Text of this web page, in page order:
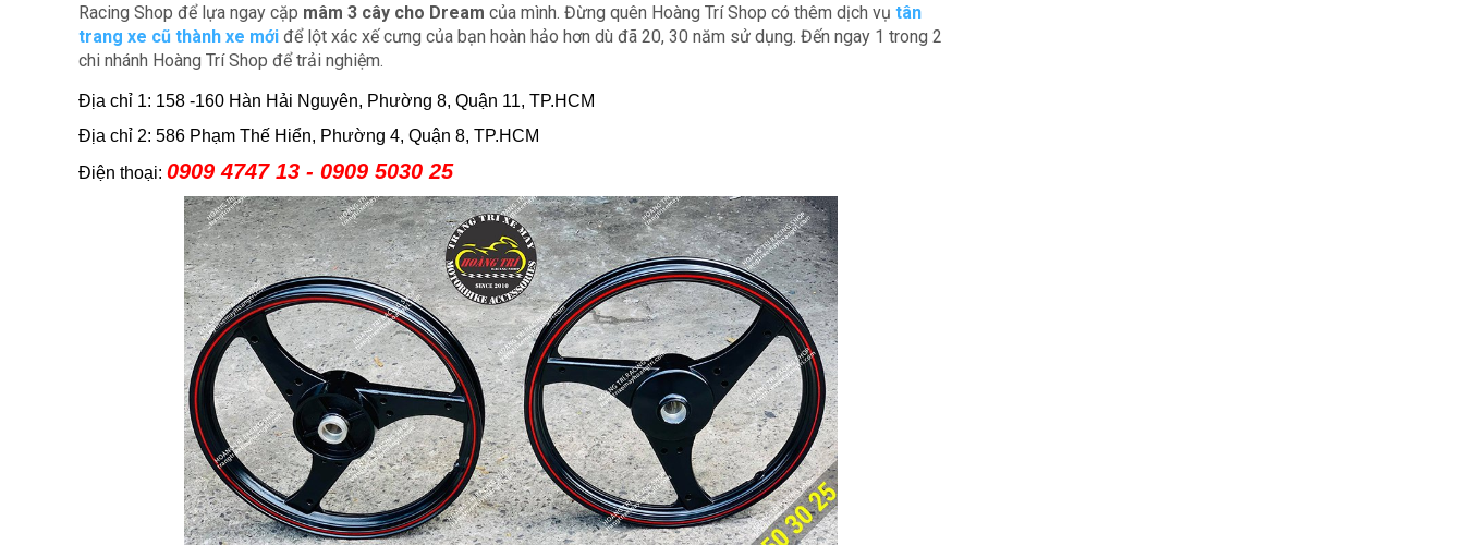
Racing Shop để lựa ngay cặp mâm 3 cây cho Dream của mình. Đừng quên Hoàng Trí Shop có thêm dịch vụ tân
trang xe cũ thành xe mới để lột xác xế cưng của bạn hoàn hảo hơn dù đã 20, 30 năm sử dụng. Đến ngay 1 trong 2
chi nhánh Hoàng Trí Shop để trải nghiệm.
Địa chỉ 1: 158 -160 Hàn Hải Nguyên, Phường 8, Quận 11, TP.HCM
Địa chỉ 2: 586 Phạm Thế Hiển, Phường 4, Quận 8, TP.HCM
Điện thoại: 0909 4747 13 - 0909 5030 25